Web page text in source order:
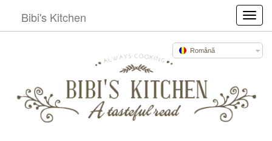
Română
Bibi's Kitchen